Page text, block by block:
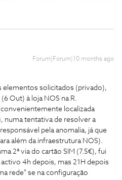
Forum|Forum|10 months ago
solicitados (privado),
Out) à loja NOS na R.
localizada
numa tentativa de resolver a
pela anomalia, já que
além da infraestrutura NOS).
2ª via do cartão SIM (7.5€), fui
4h depois, mas 21H depois
rede" se na configuração